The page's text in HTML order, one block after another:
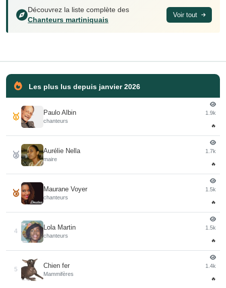
Découvrez la liste complète des
Chanteurs martiniquais
Voir tout
Les plus lus depuis janvier 2026
🥇 Paulo Albin
chanteurs
1.9k
🔥
🥈 Aurélie Nella
maire
1.7k
🔥
🥉 Maurane Voyer
chanteurs
1.5k
🔥
4
Lola Martin
chanteurs
1.5k
🔥
5
Chien fer
Mammifères
1.4k
🔥